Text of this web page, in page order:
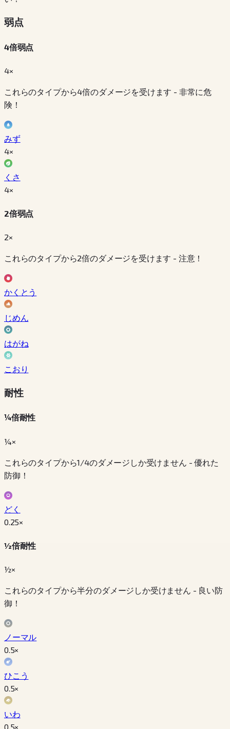
弱点
4倍弱点
4×
これらのタイプから4倍のダメージを受けます - 非常に危
険！
みず
4×
くさ
4×
2倍弱点
2×
これらのタイプから2倍のダメージを受けます - 注意！
かくとう
じめん
はがね
こおり
耐性
¼倍耐性
¼×
これらのタイプから1/4のダメージしか受けません - 優れた
防御！
どく
0.25×
½倍耐性
½×
これらのタイプから半分のダメージしか受けません - 良い防
御！
ノーマル
0.5×
ひこう
0.5×
いわ
0.5×